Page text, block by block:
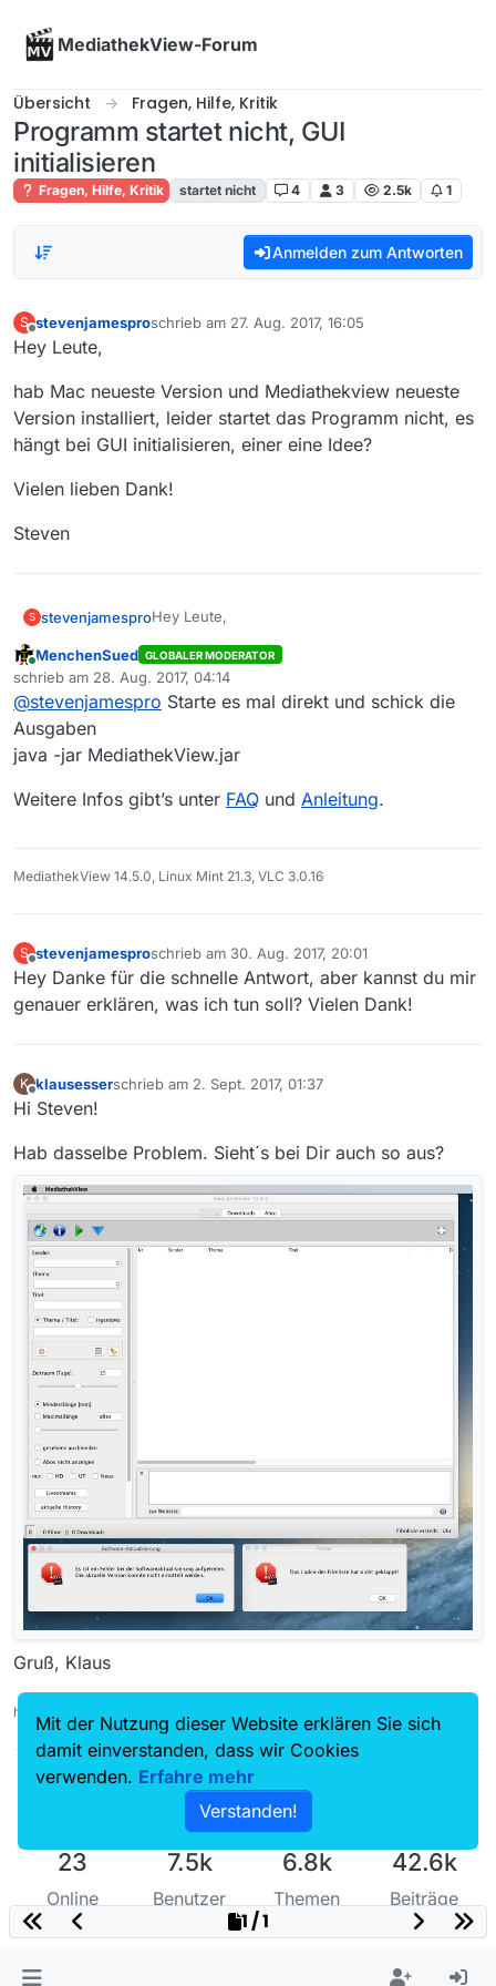
MediathekView-Forum
Übersicht Fragen, Hilfe, Kritik
Programm startet nicht, GUI
initialisieren
Fragen, Hilfe, Kritik startet nicht 4 3 2.5k 1
Anmelden zum Antworten
S
Offline
stevenjamesproschrieb am 27. Aug. 2017, 16:05
zuletzt editiert von
Hey Leute,
hab Mac neueste Version und Mediathekview neueste
Version installiert, leider startet das Programm nicht, es
hängt bei GUI initialisieren, einer eine Idee?
Vielen lieben Dank!
Steven
S stevenjamesproHey Leute,
hab Mac neueste Version und Mediathekview
neueste Version installiert, leider startet das
Programm nicht, es hängt bei GUI initialisieren,
Vielen lieben Dank!
Steven
Online
MenchenSued GLOBALER MODERATOR
schrieb am 28. Aug. 2017, 04:14
zuletzt editiert von
@stevenjamespro Starte es mal direkt und schick die
Ausgaben
java -jar MediathekView.jar
Weitere Infos gibt’s unter FAQ und Anleitung.
MediathekView 14.5.0, Linux Mint 21.3, VLC 3.0.16
S
Offline
stevenjamesproschrieb am 30. Aug. 2017, 20:01
zuletzt editiert von
Hey Danke für die schnelle Antwort, aber kannst du mir
genauer erklären, was ich tun soll? Vielen Dank!
K
Offline
klausesserschrieb am 2. Sept. 2017, 01:37
zuletzt editiert von
Hi Steven!
Hab dasselbe Problem. Sieht´s bei Dir auch so aus?
Gruß, Klaus
herzliche Grüße, Klaus
23
Online
7.5k
Benutzer
6.8k
Themen
42.6k
Beiträge
1 / 1
Mit der Nutzung dieser Website erklären Sie sich
damit einverstanden, dass wir Cookies
verwenden. Erfahre mehr
Verstanden!